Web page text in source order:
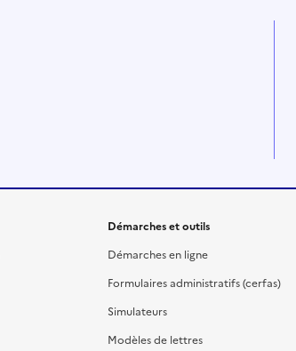
Démarches et outils
Démarches en ligne
Formulaires administratifs (cerfas)
Simulateurs
Modèles de lettres